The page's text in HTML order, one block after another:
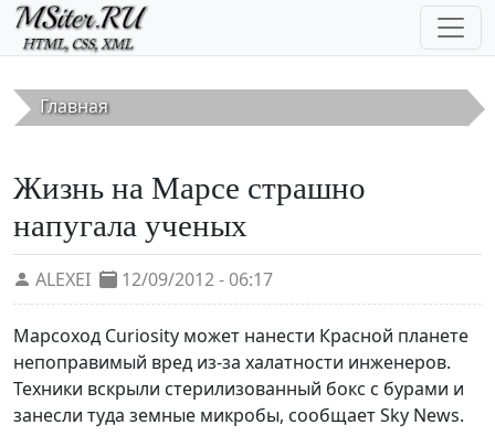
Перейти к основному содержанию
Главная
Жизнь на Марсе страшно
напугала ученых
ALEXEI 12/09/2012 - 06:17
Марсоход Curiosity может нанести Красной планете
непоправимый вред из-за халатности инженеров.
Техники вскрыли стерилизованный бокс с бурами и
занесли туда земные микробы, сообщает Sky News.